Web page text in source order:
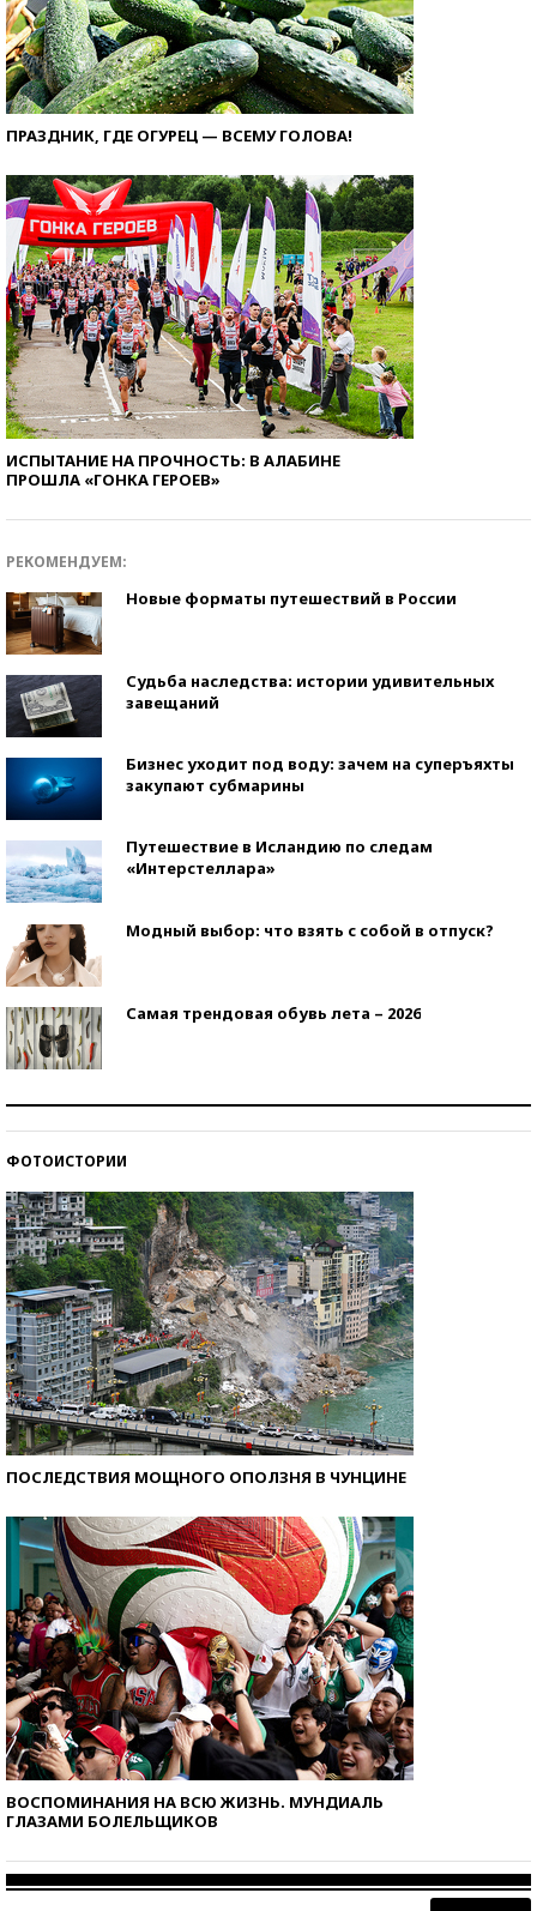
ПРАЗДНИК, ГДЕ ОГУРЕЦ — ВСЕМУ ГОЛОВА!
ИСПЫТАНИЕ НА ПРОЧНОСТЬ: В АЛАБИНЕ
ПРОШЛА «ГОНКА ГЕРОЕВ»
РЕКОМЕНДУЕМ:
Новые форматы путешествий в России
Судьба наследства: истории удивительных
завещаний
Бизнес уходит под воду: зачем на суперъяхты
закупают субмарины
Путешествие в Исландию по следам
«Интерстеллара»
Модный выбор: что взять с собой в отпуск?
Самая трендовая обувь лета – 2026
ФОТОИСТОРИИ
ПОСЛЕДСТВИЯ МОЩНОГО ОПОЛЗНЯ В ЧУНЦИНЕ
ВОСПОМИНАНИЯ НА ВСЮ ЖИЗНЬ. МУНДИАЛЬ
ГЛАЗАМИ БОЛЕЛЬЩИКОВ